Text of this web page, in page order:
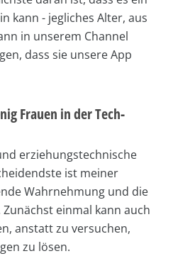
kann - jegliches Alter, aus
in unserem Channel
dass sie unsere App
Frauen in der Tech-
erziehungstechnische
ist meiner
Wahrnehmung und die
einmal kann auch
anstatt zu versuchen,
zu lösen.